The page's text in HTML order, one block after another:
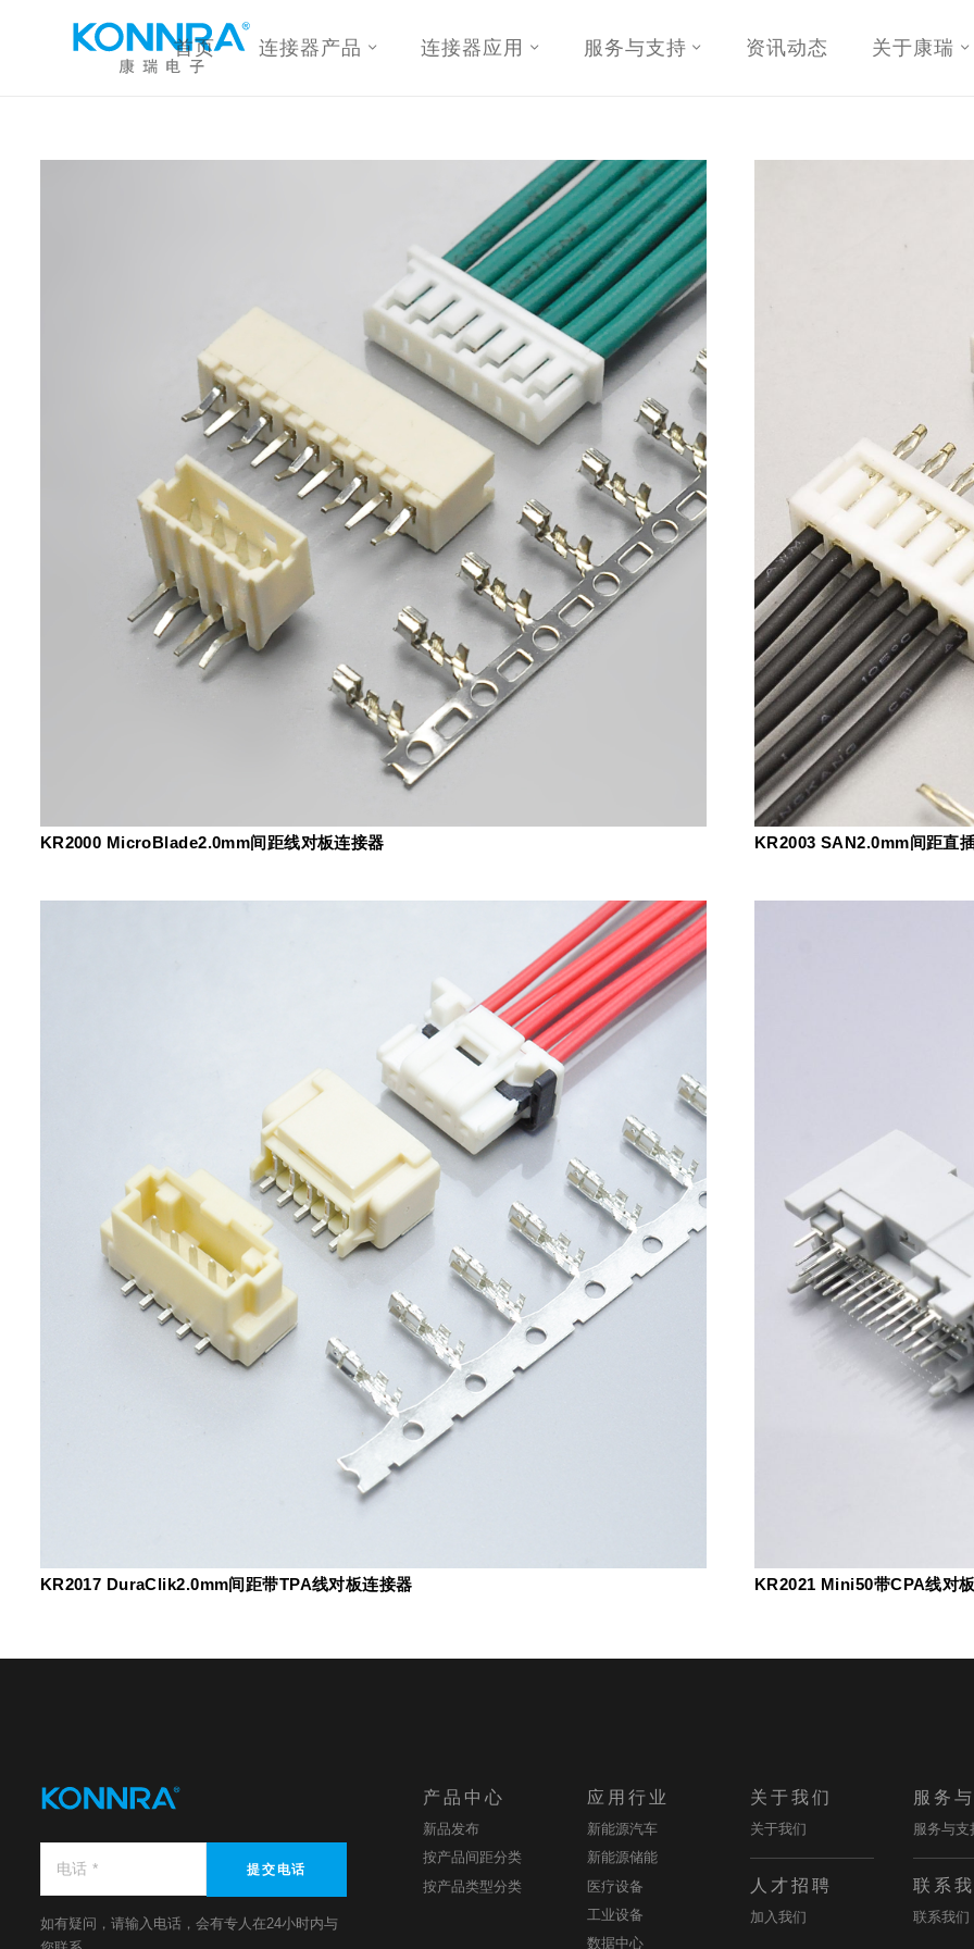
首页 连接器产品 连接器应用 服务与支持 资讯动态 关于康瑞
KR2000 MicroBlade2.0mm间距线对板连接器 KR2003 SAN2.0mm间距直
KR2017 DuraClik2.0mm间距带TPA线对板连接器 KR2021 Mini50带CPA线对
提交电话
如有疑问，请输入电话，会有专人在24小时内与
产品中心
新品发布
按产品间距分类
按产品类型分类
应用行业
新能源汽车
新能源储能
医疗设备
工业设备
数据中心
关于我们
关于我们
人才招聘
加入我们
服务
服务与支
联系
联系我们